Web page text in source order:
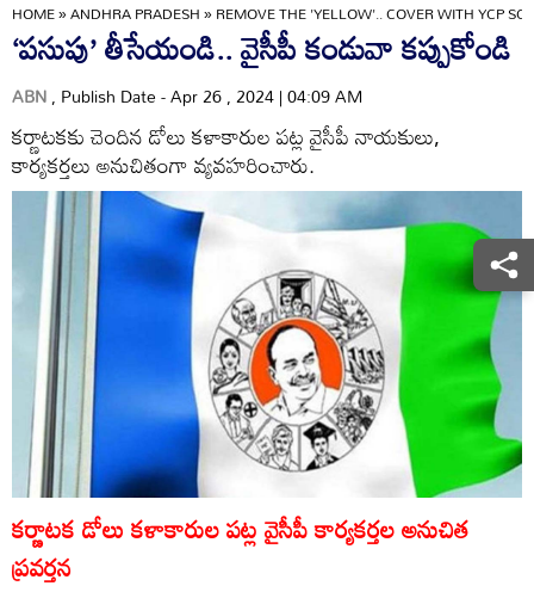
HOME»ANDHRA PRADESH»REMOVE THE 'YELLOW'.. COVER WITH YCP
‘పసుపు’ తీసేయండి.. వైసీపీ కండువా కప్పుకోండి
ABN, Publish Date - Apr 26 , 2024 | 04:09 AM
కర్ణాటకకు చెందిన డోలు కళాకారుల పట్ల వైసీపీ నాయకులు,
కార్యకర్తలు అనుచితంగా వ్యవహరించారు.
కర్ణాటక డోలు కళాకారుల పట్ల వైసీపీ కార్యకర్తల అనుచిత
ప్రవర్తన